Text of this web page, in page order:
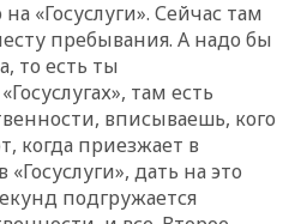
«Госуслуги». Сейчас там
пребывания. А надо бы
то есть ты
там есть
вписываешь, кого
когда приезжает в
дать на это
подгружается